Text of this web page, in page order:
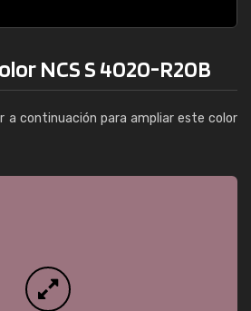
NCS S 4020-R20B
a continuación para ampliar este color